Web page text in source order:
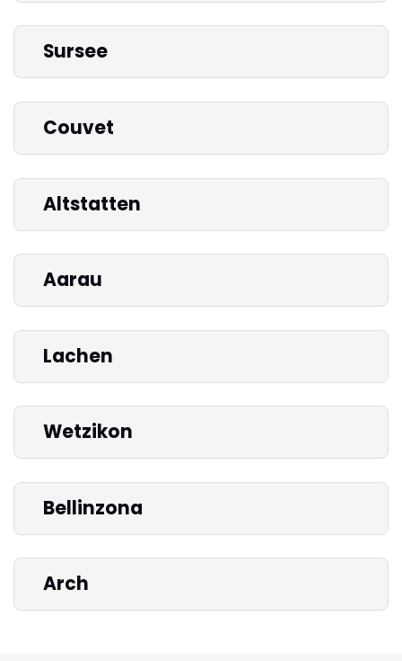
Sursee
Couvet
Altstatten
Aarau
Lachen
Wetzikon
Bellinzona
Arch